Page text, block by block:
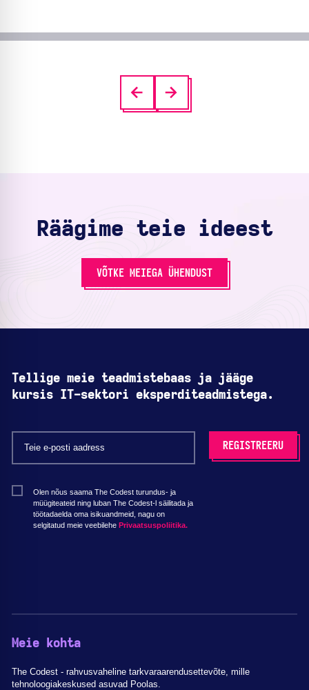
Räägime teie ideest
VÕTKE MEIEGA ÜHENDUST
Tellige meie teadmistebaas ja jääge
kursis IT-sektori eksperditeadmistega.
Olen nõus saama The Codest turundus- ja
müügiteateid ning luban The Codest-l säilitada ja
töötadaelda oma isikuandmeid, nagu on
selgitatud meie veebilehe Privaatsuspoliitika.
Meie kohta
The Codest - rahvusvaheline tarkvaraarendusettevõte, mille
tehnoloogiakeskused asuvad Poolas.